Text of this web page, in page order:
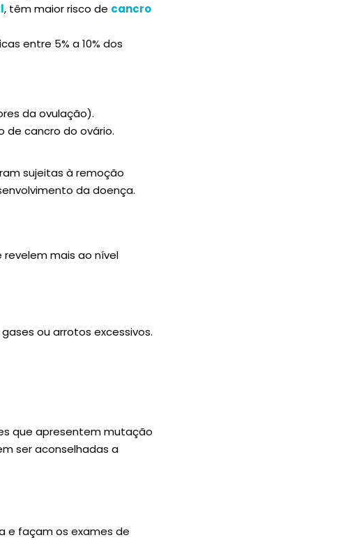
, têm maior risco de cancro
entre 5% a 10% dos
da ovulação).
de cancro do ovário.
sujeitas à remoção
da doença.
mais ao nível
ou arrotos excessivos.
que apresentem mutação
ser aconselhadas a
e façam os exames de